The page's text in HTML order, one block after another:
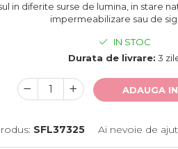
in diferite surse de lumina, in stare
impermeabilizare sau de
IN STOC
Durata de livrare: 3
ADAUGA
SFL37325 Ai nevoie de